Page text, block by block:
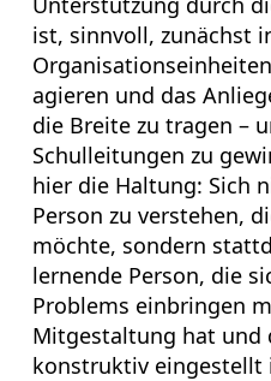
ist, sinnvoll, zunächst
agieren und das
die Breite zu tragen –
Schulleitungen zu
hier die Haltung: Sich
Person zu verstehen,
möchte, sondern
lernende Person, die
Problems einbringen
Mitgestaltung hat und
konstruktiv eingestellt